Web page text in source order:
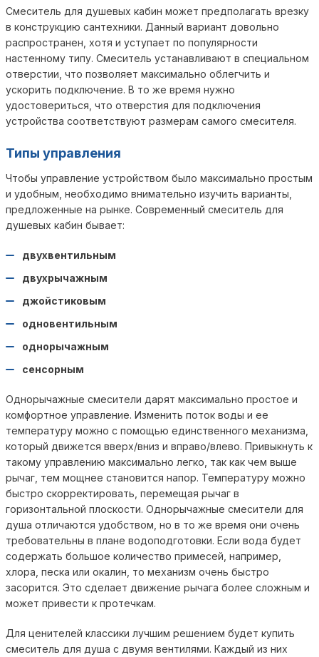
Смеситель для душевых кабин может предполагать врезку
в конструкцию сантехники. Данный вариант довольно
распространен, хотя и уступает по популярности
настенному типу. Смеситель устанавливают в специальном
отверстии, что позволяет максимально облегчить и
ускорить подключение. В то же время нужно
удостовериться, что отверстия для подключения
устройства соответствуют размерам самого смесителя.
Типы управления
Чтобы управление устройством было максимально простым
и удобным, необходимо внимательно изучить варианты,
предложенные на рынке. Современный смеситель для
душевых кабин бывает:
двухвентильным
двухрычажным
джойстиковым
одновентильным
однорычажным
сенсорным
Однорычажные смесители дарят максимально простое и
комфортное управление. Изменить поток воды и ее
температуру можно с помощью единственного механизма,
который движется вверх/вниз и вправо/влево. Привыкнуть к
такому управлению максимально легко, так как чем выше
рычаг, тем мощнее становится напор. Температуру можно
быстро скорректировать, перемещая рычаг в
горизонтальной плоскости. Однорычажные смесители для
душа отличаются удобством, но в то же время они очень
требовательны в плане водоподготовки. Если вода будет
содержать большое количество примесей, например,
хлора, песка или окалин, то механизм очень быстро
засорится. Это сделает движение рычага более сложным и
может привести к протечкам.
Для ценителей классики лучшим решением будет купить
смеситель для душа с двумя вентилями. Каждый из них